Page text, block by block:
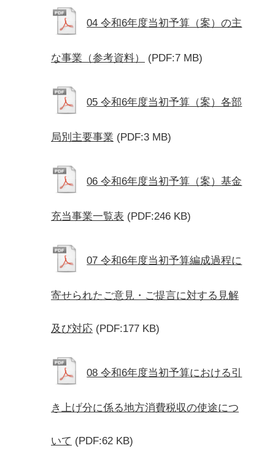
04 令和6年度当初予算（案）の主
な事業（参考資料） (PDF:7 MB)
05 令和6年度当初予算（案）各部
局別主要事業 (PDF:3 MB)
06 令和6年度当初予算（案）基金
充当事業一覧表 (PDF:246 KB)
07 令和6年度当初予算編成過程に
寄せられたご意見・ご提言に対する見解
及び対応 (PDF:177 KB)
08 令和6年度当初予算における引
き上げ分に係る地方消費税収の使途につ
いて (PDF:62 KB)